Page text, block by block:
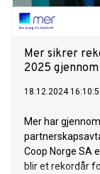
Mer sikrer
2025
18.12.2024
Mer har
Coop Norge SA
blir et rekordår